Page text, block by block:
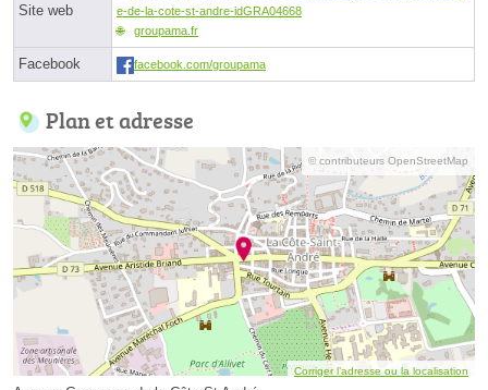
Site web
e-de-la-cote-st-andre-idGRA04668
groupama.fr
Facebook facebook.com/groupama
Plan et adresse
© contributeurs OpenStreetMap
Corriger l’adresse ou la localisation